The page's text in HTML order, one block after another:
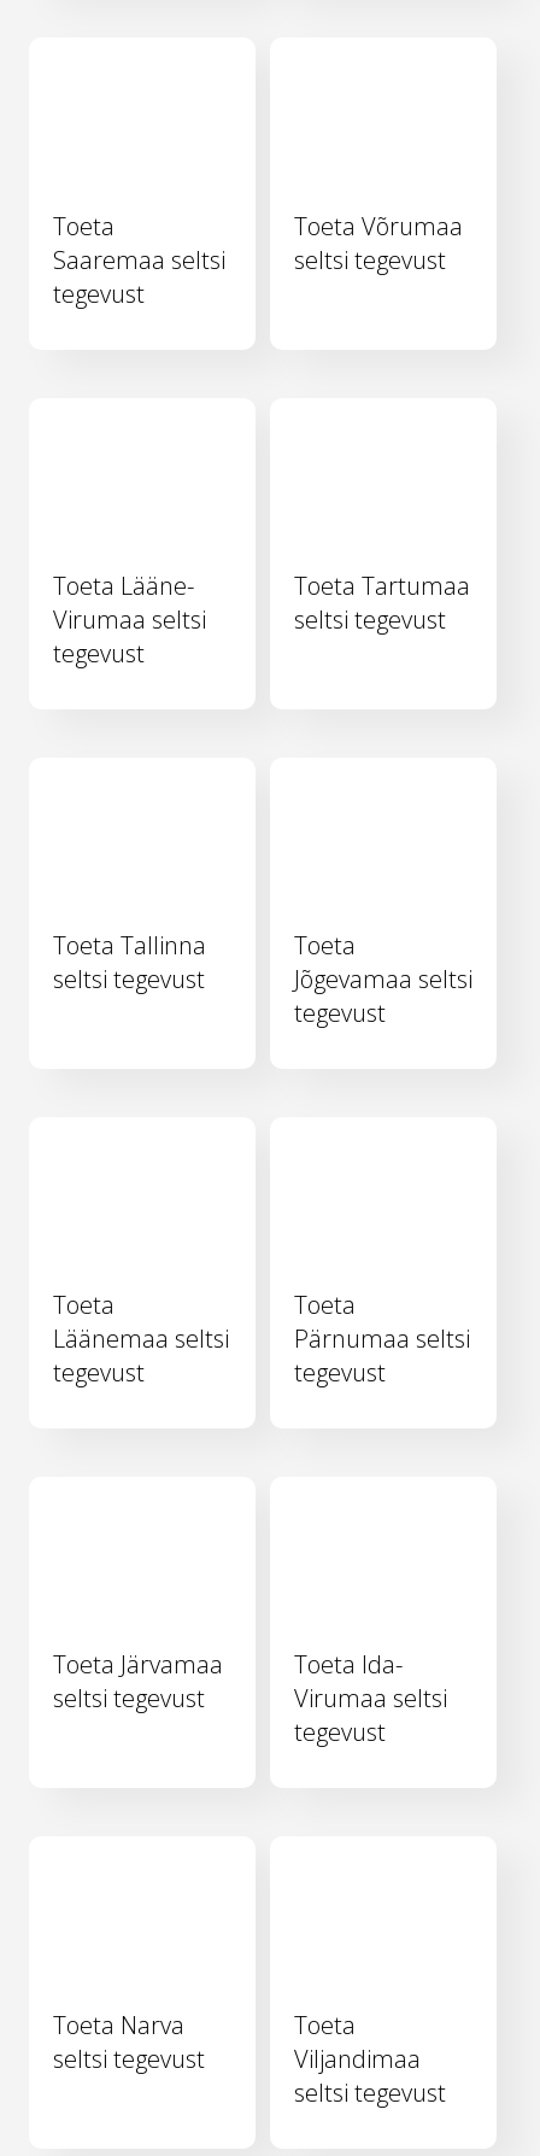
Toeta
Saaremaa seltsi
tegevust
Toeta Võrumaa
seltsi tegevust
Toeta Lääne-
Virumaa seltsi
tegevust
Toeta Tartumaa
seltsi tegevust
Toeta Tallinna
seltsi tegevust
Toeta
Jõgevamaa seltsi
tegevust
Toeta
Läänemaa seltsi
tegevust
Toeta
Pärnumaa seltsi
tegevust
Toeta Järvamaa
seltsi tegevust
Toeta Ida-
Virumaa seltsi
tegevust
Toeta Narva
seltsi tegevust
Toeta
Viljandimaa
seltsi tegevust